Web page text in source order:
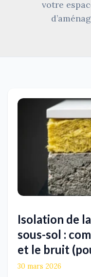
votre
Isolation de
sous-sol :
et le bruit
30 mars 2026